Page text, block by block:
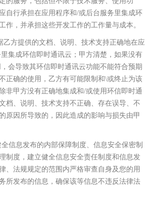
自行承担在应用程序和/或后台服务里集成环
作，并承担这些开发工作的工作量与成本。
乙方提供的文档、说明、技术支持正确地在应
集成环信即时通讯云；甲方清楚，如果没有
会导致其环信即时通讯云功能不能符合预期
正确的使用，乙方有可能限制和\或终止为该
非甲方没有正确地集成和/或使用环信即时通
档、说明、技术支持不正确、存在误导、不
原因所导致的，因此造成的影响与损失由甲
信息发布的内部保障制度、信息安全保密制
制度，建立健全信息安全责任制度和信息发
、法规规定的范围内严格审查自身及您的用
所发布的信息，确保该等信息不违反法律法